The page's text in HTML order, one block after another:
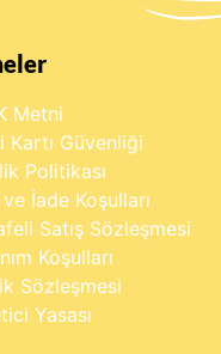
Metni
Kartı Güvenliği
Politikası
İade Koşulları
Satış Sözleşmesi
Koşulları
Sözleşmesi
Yasası